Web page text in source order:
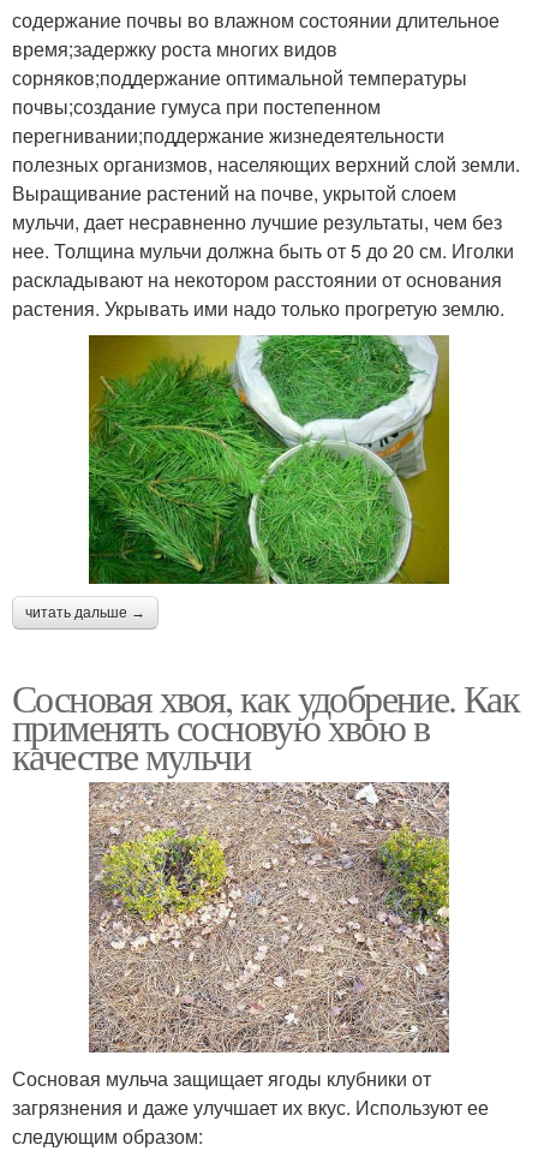
содержание почвы во влажном состоянии длительное
время;задержку роста многих видов
сорняков;поддержание оптимальной температуры
почвы;создание гумуса при постепенном
перегнивании;поддержание жизнедеятельности
полезных организмов, населяющих верхний слой земли.
Выращивание растений на почве, укрытой слоем
мульчи, дает несравненно лучшие результаты, чем без
нее. Толщина мульчи должна быть от 5 до 20 см. Иголки
раскладывают на некотором расстоянии от основания
растения. Укрывать ими надо только прогретую землю.
читать дальше →
Сосновая хвоя, как удобрение. Как
применять сосновую хвою в
качестве мульчи
Сосновая мульча защищает ягоды клубники от
загрязнения и даже улучшает их вкус. Используют ее
следующим образом: